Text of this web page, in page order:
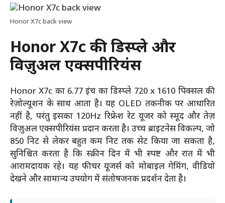
Honor X7c back view
Honor X7c की डिस्प्ले और
विज़ुअल एक्सपीरियंस
Honor X7c का 6.77 इंच का डिस्प्ले 720 x 1610 पिक्सल की
रेज़ोल्यूशन के साथ आता है। यह OLED तकनीक पर आधारित
नहीं है, परंतु इसका 120Hz रिफ्रेश रेट यूजर को स्मूद और तेज़
विज़ुअल एक्सपीरियंस प्रदान करता है। उच्च ब्राइटनेस विकल्प, जो
850 निट से लेकर बहुत कम निट तक सेट किया जा सकता है,
सुनिश्चित करता है कि स्क्रीन दिन में भी स्पष्ट और रात में भी
आरामदायक रहे। यह फीचर यूजर्स को मोबाइल गेमिंग, वीडियो
देखने और सामान्य उपयोग में संतोषजनक प्रदर्शन देता है।